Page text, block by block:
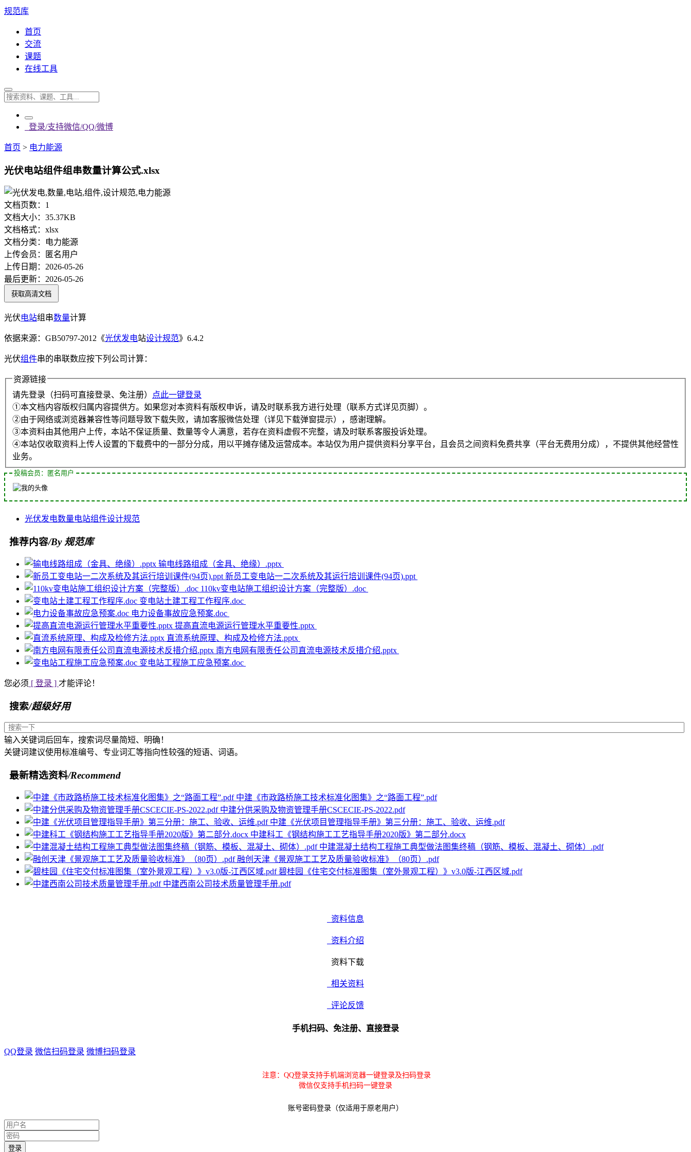
规范库
首页
交流
课题
在线工具
登录/支持微信/QQ/微博
首页 > 电力能源
光伏电站组件组串数量计算公式.xlsx
文档页数： 1
文档大小： 35.37KB
文档格式： xlsx
文档分类：
电力能源
上传会员：
匿名用户
上传日期： 2026-05-26
最后更新： 2026-05-26
获取高清文档
光伏电站组串数量计算
依据来源：GB50797-2012《光伏发电站设计规范》6.4.2
光伏组件串的串联数应按下列公司计算：
资源链接
请先登录（扫码可直接登录、免注册）
点此一键登录
①本文档内容版权归属内容提供方。如果您对本资料有版权申诉，请及时联系我方进行处理（联系方式详见页脚）。
②由于网络或浏览器兼容性等问题导致下载失败，请加客服微信处理（详见下载弹窗提示），感谢理解。
③本资料由其他用户上传，本站不保证质量、数量等令人满意，若存在资料虚假不完整，请及时联系客服投诉处理。
④本站仅收取资料上传人设置的下载费中的一部分分成，用以平摊存储及运营成本。本站仅为用户提供资料分享平台，且会员之间资料免费共享（平台无费用分成），不提供其他经营性
业务。
投稿会员：匿名用户
光伏发电数量电站组件设计规范
推荐内容/By 规范库
输电线路组成（金具、绝缘）.pptx
新员工变电站一二次系统及其运行培训课件(94页).ppt
110kv变电站施工组织设计方案（完整版）.doc
变电站土建工程工作程序.doc
电力设备事故应急预案.doc
提高直流电源运行管理水平重要性.pptx
直流系统原理、构成及检修方法.pptx
南方电网有限责任公司直流电源技术反措介绍.pptx
变电站工程施工应急预案.doc
您必须 [ 登录 ] 才能评论！
搜索/超级好用
输入关键词后回车，搜索词尽量简短、明确！
关键词建议使用标准编号、专业词汇等指向性较强的短语、词语。
最新精选资料/Recommend
中建《市政路桥施工技术标准化图集》之“路面工程”.pdf
中建分供采购及物资管理手册CSCECIE-PS-2022.pdf
中建《光伏项目管理指导手册》第三分册：施工、验收、运维.pdf
中建科工《钢结构施工工艺指导手册2020版》第二部分.docx
中建混凝土结构工程施工典型做法图集终稿（钢筋、模板、混凝土、砌体）.pdf
融创天津《景观施工工艺及质量验收标准》（80页）.pdf
碧桂园《住宅交付标准图集（室外景观工程）》v3.0版-江西区域.pdf
中建西南公司技术质量管理手册.pdf
资料信息
资料介绍
资料下载
相关资料
评论反馈
手机扫码、免注册、直接登录
QQ登录 微信扫码登录 微博扫码登录
注意：QQ登录支持手机端浏览器一键登录及扫码登录
微信仅支持手机扫码一键登录
账号密码登录（仅适用于原老用户）